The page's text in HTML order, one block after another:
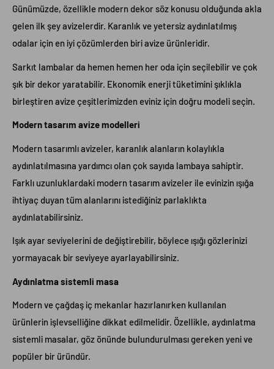
Günümüzde, özellikle modern dekor söz konusu olduğunda akla
gelen ilk şey avizelerdir. Karanlık ve yetersiz aydınlatılmış
odalar için en iyi çözümlerden biri avize ürünleridir.
Sarkıt lambalar da hemen hemen her oda için seçilebilir ve çok
şık bir dekor yaratabilir. Ekonomik enerji tüketimini şıklıkla
birleştiren avize çeşitlerimizden eviniz için doğru modeli seçin.
Modern tasarım avize modelleri
Modern tasarımlı avizeler, karanlık alanların kolaylıkla
aydınlatılmasına yardımcı olan çok sayıda lambaya sahiptir.
Farklı uzunluklardaki modern tasarım avizeler ile evinizin ışığa
ihtiyaç duyan tüm alanlarını istediğiniz parlaklıkta
aydınlatabilirsiniz.
Işık ayar seviyelerini de değiştirebilir, böylece ışığı gözlerinizi
yormayacak bir seviyeye ayarlayabilirsiniz.
Aydınlatma sistemli masa
Modern ve çağdaş iç mekanlar hazırlanırken kullanılan
ürünlerin işlevselliğine dikkat edilmelidir. Özellikle, aydınlatma
sistemli masalar, göz önünde bulundurulması gereken yeni ve
popüler bir üründür.